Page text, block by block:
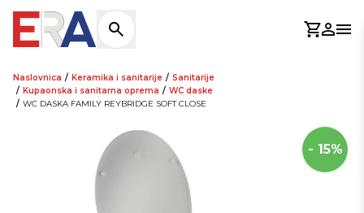
Košarica
Naslovnica / Keramika i sanitarije / Sanitarije
/ Kupaonska i sanitarna oprema / WC daske
/ WC DASKA FAMILY REYBRIDGE SOFT CLOSE
- 15%